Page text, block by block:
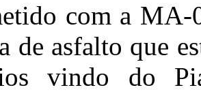
com a
de asfalto que
vindo do